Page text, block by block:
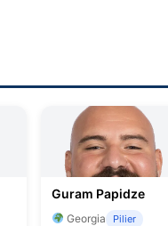
Guram Papidze
Georgia Pilier